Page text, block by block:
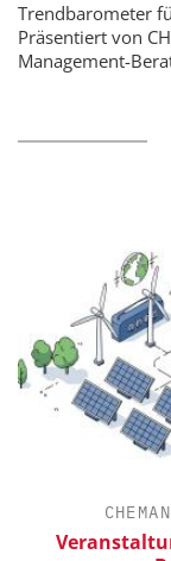
Trendbarometer
Präsentiert von
Management-